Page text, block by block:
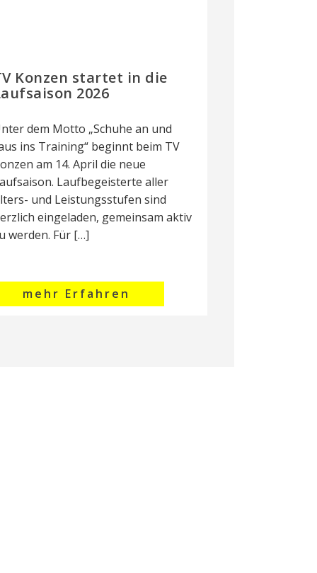
Konzen startet in die
2026
dem Motto „Schuhe an und
ins Training“ beginnt beim TV
am 14. April die neue
Laufbegeisterte aller
und Leistungsstufen sind
eingeladen, gemeinsam aktiv
werden. Für […]
mehr Erfahren